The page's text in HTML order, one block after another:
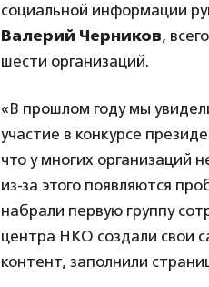
социальной информации
Валерий Черников,
шести организаций.
«В прошлом году мы
участие в конкурсе
что у многих организаций
из-за этого появляются
набрали первую группу
центра НКО создали свои
контент, заполнили